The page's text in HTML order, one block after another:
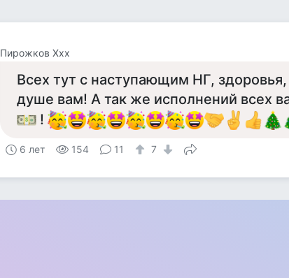
Пирожков Ххх
Всех тут с наступающим НГ,
душе вам! А так же исполнений всех
!
6 лет 154 11 7